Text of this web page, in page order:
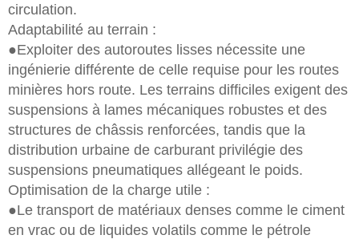
circulation.
Adaptabilité au terrain :
●Exploiter des autoroutes lisses nécessite une
ingénierie différente de celle requise pour les routes
minières hors route. Les terrains difficiles exigent des
suspensions à lames mécaniques robustes et des
structures de châssis renforcées, tandis que la
distribution urbaine de carburant privilégie des
suspensions pneumatiques allégeant le poids.
Optimisation de la charge utile :
●Le transport de matériaux denses comme le ciment
en vrac ou de liquides volatils comme le pétrole